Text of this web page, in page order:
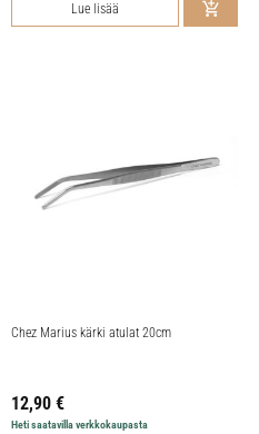
Lue lisää
Chez Marius kärki atulat 20cm
12,90 €
Heti saatavilla verkkokaupasta